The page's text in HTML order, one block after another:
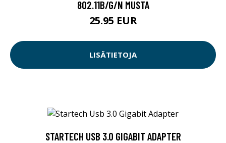
802.11B/G/N MUSTA
25.95 EUR
LISÄTIETOJA
STARTECH USB 3.0 GIGABIT ADAPTER